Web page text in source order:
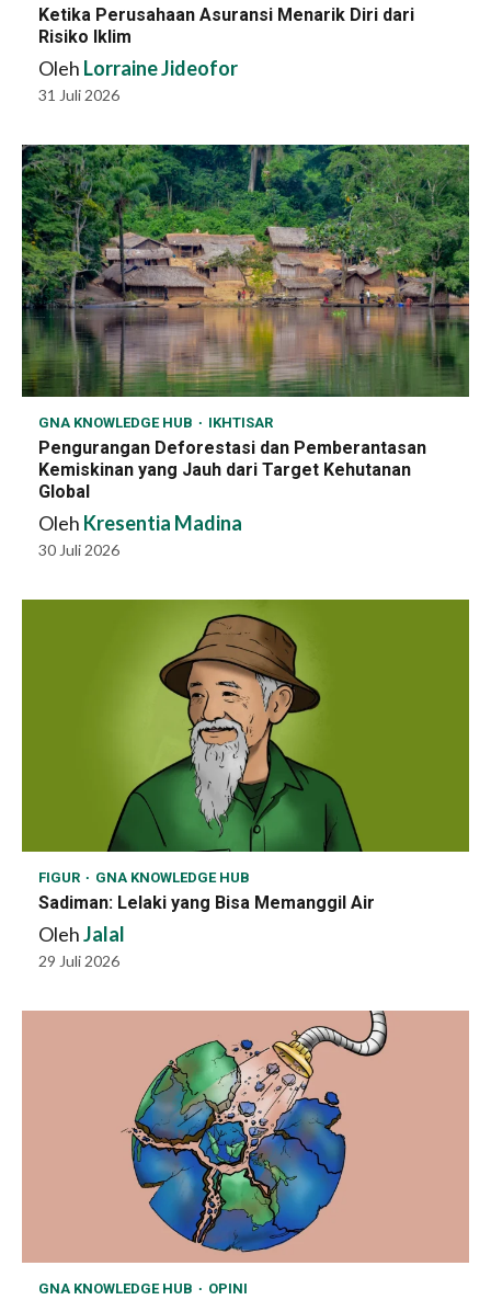
Ketika Perusahaan Asuransi Menarik Diri dari
Risiko Iklim
Oleh Lorraine Jideofor
31 Juli 2026
GNA KNOWLEDGE HUB IKHTISAR
Pengurangan Deforestasi dan Pemberantasan
Kemiskinan yang Jauh dari Target Kehutanan
Global
Oleh Kresentia Madina
30 Juli 2026
FIGUR GNA KNOWLEDGE HUB
Sadiman: Lelaki yang Bisa Memanggil Air
OlehJalal
29 Juli 2026
GNA KNOWLEDGE HUB OPINI